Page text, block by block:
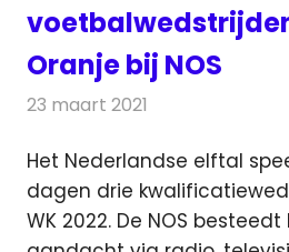
Oranje bij NOS
23 maart 2021
Het Nederlandse elftal
dagen drie
WK 2022. De NOS